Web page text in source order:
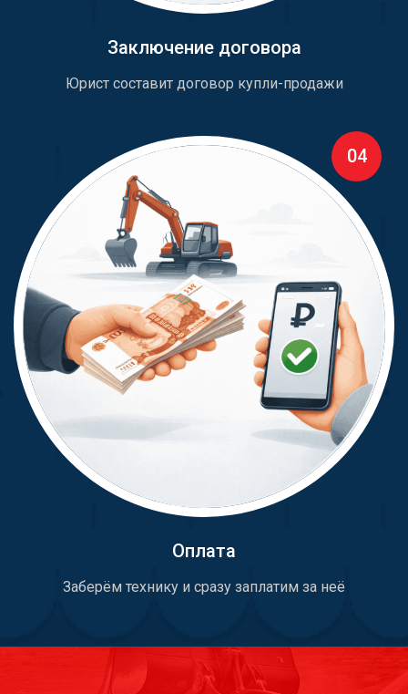
Заключение договора
Юрист составит договор купли-продажи
04
Оплата
Заберём технику и сразу заплатим за неё